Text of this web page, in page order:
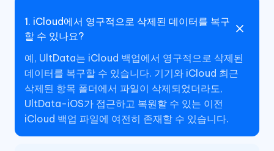
1. iCloud에서 영구적으로 삭제된 데이터를 복구
할 수 있나요?
예, UltData는 iCloud 백업에서 영구적으로 삭제된
데이터를 복구할 수 있습니다. 기기와 iCloud 최근
삭제된 항목 폴더에서 파일이 삭제되었더라도,
UltData-iOS가 접근하고 복원할 수 있는 이전
iCloud 백업 파일에 여전히 존재할 수 있습니다.